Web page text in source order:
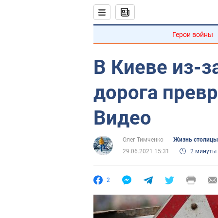
Герои войны
В Киеве из-
дорога
Видео
Олег Тимченко
Жизнь столицы
29.06.2021 15:31
2 минуты
2